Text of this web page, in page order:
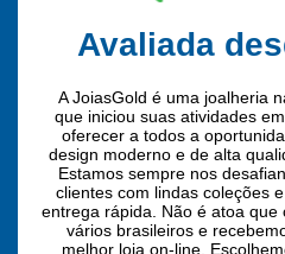
Avaliada
A JoiasGold é uma joalheria
que iniciou suas atividades
oferecer a todos a
design moderno e de alta
Estamos sempre nos
clientes com lindas coleções
entrega rápida. Não é atoa
vários brasileiros e
melhor loja on-line.